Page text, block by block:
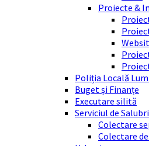
Proiecte &
Poliția Locală
Buget și Finanțe
Executare silită
Serviciul de
Colectare
Colectare